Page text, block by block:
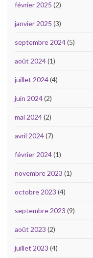
février 2025 (2)
janvier 2025 (3)
septembre 2024(5)
août 2024(1)
juillet 2024(4)
juin 2024(2)
mai 2024(2)
avril 2024(7)
février 2024(1)
novembre 2023 (1)
octobre 2023 (4)
septembre 2023 (9)
août 2023 (2)
juillet 2023 (4)